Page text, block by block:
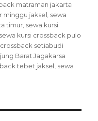
matraman jakarta
minggu jaksel, sewa
timur, sewa kursi
sewa kursi crossback pulo
setiabudi
Barat Jagakarsa
tebet jaksel, sewa